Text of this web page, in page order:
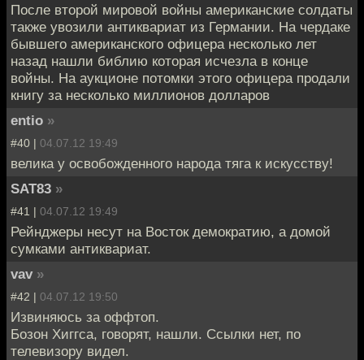
После второй мировой войны американские солдаты
также увозили антиквариат из Германии. На чердаке
бывшего американского офицера несколько лет
назад нашли библию которая исчезла в конце
войны. На аукционе потомки этого офицера продали
книгу за несколько миллионов долларов
entio »
#40 | 04.07.12 19:49
велика у освобожденного народа тяга к искусству!
SAT83 »
#41 | 04.07.12 19:49
Рейнджеры несут на Восток демократию, а домой
сумками антиквариат.
vav »
#42 | 04.07.12 19:50
Извиняюсь за оффтоп.
Бозон Хиггса, говорят, нашли. Ссылки нет, по
телевизору видел.